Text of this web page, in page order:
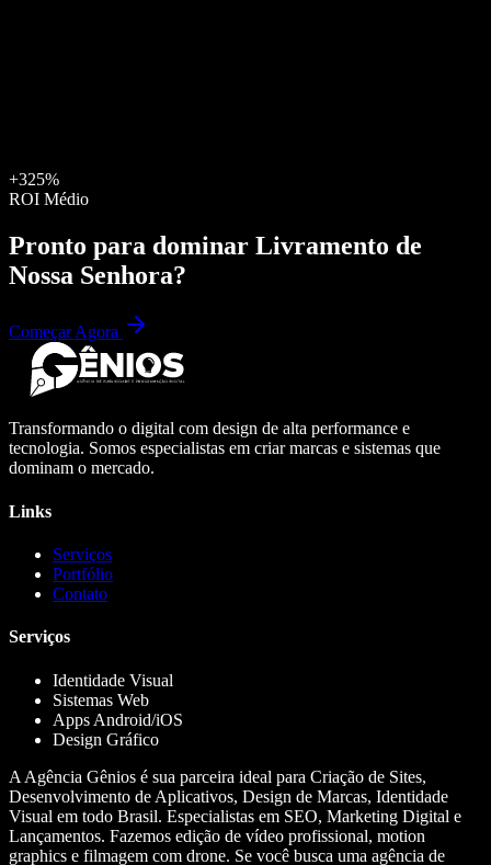
+325%
ROI Médio
Pronto para dominar Livramento de
Nossa Senhora?
Começar Agora
Transformando o digital com design de alta performance e
tecnologia. Somos especialistas em criar marcas e sistemas que
dominam o mercado.
Links
Serviços
Portfólio
Contato
Serviços
Identidade Visual
Sistemas Web
Apps Android/iOS
Design Gráfico
A Agência Gênios é sua parceira ideal para Criação de Sites,
Desenvolvimento de Aplicativos, Design de Marcas, Identidade
Visual em todo Brasil. Especialistas em SEO, Marketing Digital e
Lançamentos. Fazemos edição de vídeo profissional, motion
graphics e filmagem com drone. Se você busca uma agência de